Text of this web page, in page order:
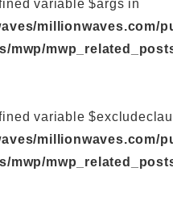
variable $args in
millionwaves.com/
mwp/
variable
millionwaves.com/
mwp/